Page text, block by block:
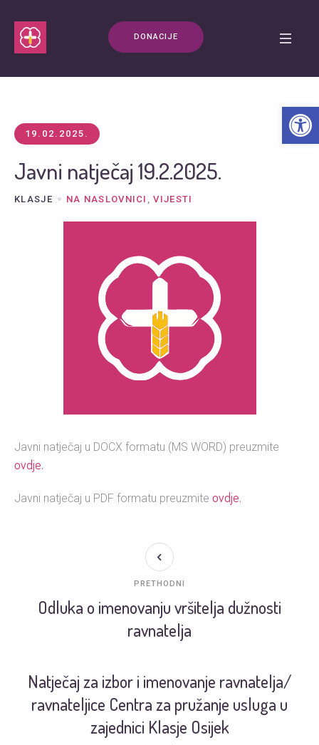
DONACIJE
19.02.2025.
Javni natječaj 19.2.2025.
KLASJE NA NASLOVNICI ,VIJESTI
Javni natječaj u DOCX formatu (MS WORD) preuzmite
ovdje.
Javni natječaj u PDF formatu preuzmite ovdje.
Odluka o imenovanju vršitelja dužnosti
ravnatelja
PRETHODNI
Natječaj za izbor i imenovanje ravnatelja/
ravnateljice Centra za pružanje usluga u
zajednici Klasje Osijek